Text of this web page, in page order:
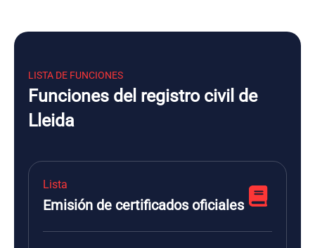
LISTA DE FUNCIONES
Funciones del registro civil de
Lleida
Lista
Emisión de certificados oficiales